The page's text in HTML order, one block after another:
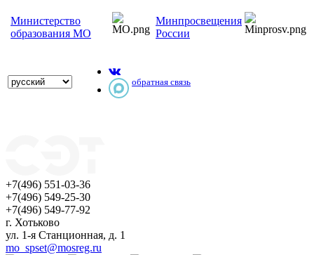
Министерство
образования МО
Минпросвещения
России
обратная связь
+7(496) 551-03-36
+7(496) 549-25-30
+7(496) 549-77-92
г. Хотьково
ул. 1-я Станционная, д. 1
mo_spset@mosreg.ru